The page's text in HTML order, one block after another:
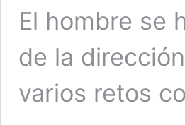
El hombre se
de la
varios retos